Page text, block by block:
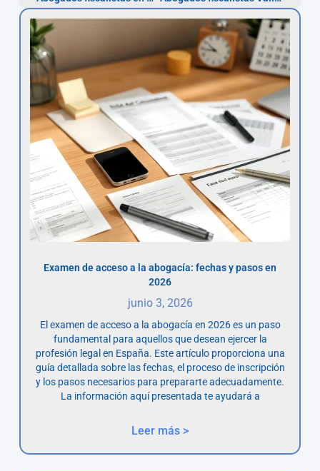
Examen de acceso a la abogacía: fechas y pasos en
2026
junio 3, 2026
El examen de acceso a la abogacía en 2026 es un paso
fundamental para aquellos que desean ejercer la
profesión legal en España. Este artículo proporciona una
guía detallada sobre las fechas, el proceso de inscripción
y los pasos necesarios para prepararte adecuadamente.
La información aquí presentada te ayudará a
Leer más >